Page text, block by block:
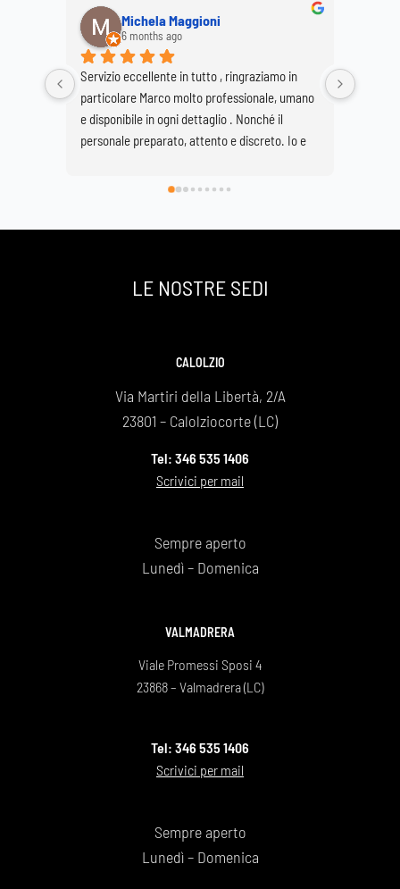
Michela Maggioni
6 months ago
Servizio eccellente in tutto , ringraziamo in
particolare Marco molto professionale, umano
e disponibile in ogni dettaglio . Nonché il
personale preparato, attento e discreto. Io e
di avervi scelto e così facendo onorato al
spenta a 89 anni ma che sarà per sempre la
Daniela e Giovanna Bonaiti
LE NOSTRE SEDI
CALOLZIO
Via Martiri della Libertà, 2/A
23801 – Calolziocorte (LC)
Tel: 346 535 1406
Scrivici per mail
Sempre aperto
Lunedì – Domenica
VALMADRERA
Viale Promessi Sposi 4
23868 – Valmadrera (LC)
Tel: 346 535 1406
Scrivici per mail
Sempre aperto
Lunedì – Domenica